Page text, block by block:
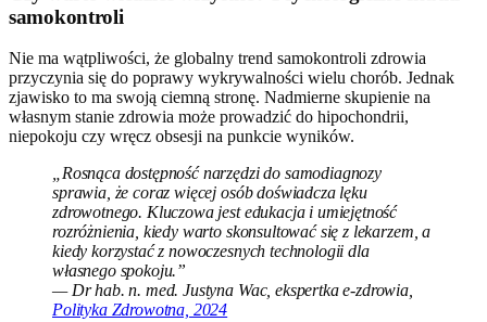
samokontroli
Nie ma wątpliwości, że globalny trend samokontroli zdrowia
przyczynia się do poprawy wykrywalności wielu chorób. Jednak
zjawisko to ma swoją ciemną stronę. Nadmierne skupienie na
własnym stanie zdrowia może prowadzić do hipochondrii,
niepokoju czy wręcz obsesji na punkcie wyników.
„Rosnąca dostępność narzędzi do samodiagnozy
sprawia, że coraz więcej osób doświadcza lęku
zdrowotnego. Kluczowa jest edukacja i umiejętność
rozróżnienia, kiedy warto skonsultować się z lekarzem, a
kiedy korzystać z nowoczesnych technologii dla
własnego spokoju.”
— Dr hab. n. med. Justyna Wac, ekspertka e-zdrowia,
Polityka Zdrowotna, 2024